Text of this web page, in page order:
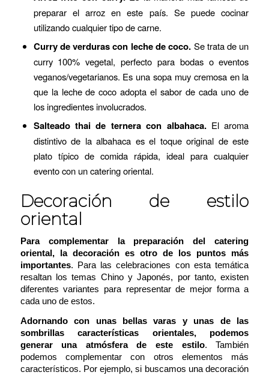
preparar el arroz en este país. Se puede cocinar
utilizando cualquier tipo de carne.
Curry de verduras con leche de coco. Se trata de un
curry 100% vegetal, perfecto para bodas o eventos
veganos/vegetarianos. Es una sopa muy cremosa en la
que la leche de coco adopta el sabor de cada uno de
los ingredientes involucrados.
Salteado thai de ternera con albahaca.El aroma
distintivo de la albahaca es el toque original de este
plato típico de comida rápida, ideal para cualquier
evento con un catering oriental.
Decoración de estilo
oriental
Para complementar la preparación del catering
oriental, la decoración es otro de los puntos más
importantes. Para las celebraciones con esta temática
resaltan los temas Chino y Japonés, por tanto, existen
diferentes variantes para representar de mejor forma a
cada uno de estos.
Adornando con unas bellas varas y unas de las
sombrillas características orientales, podemos
generar una atmósfera de este estilo. También
podemos complementar con otros elementos más
característicos. Por ejemplo, si buscamos una decoración